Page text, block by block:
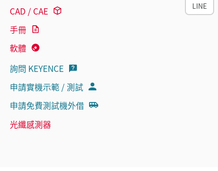
CAD / CAE
手冊
軟體
詢問 KEYENCE
申請實機示範 / 測試
申請免費測試機外借
光纖感測器
LINE